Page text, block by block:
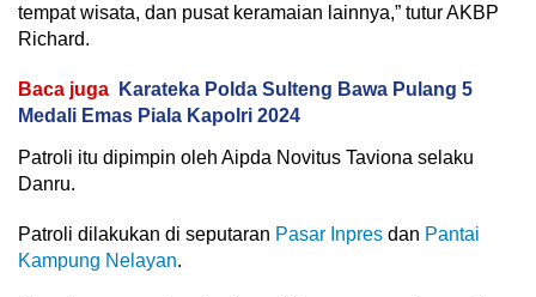
tempat wisata, dan pusat keramaian lainnya,” tutur AKBP
Richard.
Baca juga
Karateka Polda Sulteng Bawa Pulang 5
Medali Emas Piala Kapolri 2024
Patroli itu dipimpin oleh Aipda Novitus Taviona selaku
Danru.
Patroli dilakukan di seputaran Pasar Inpres dan Pantai
Kampung Nelayan.